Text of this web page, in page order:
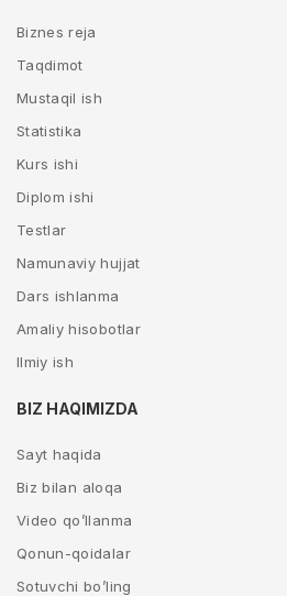
Biznes reja
Taqdimot
Mustaqil ish
Statistika
Kurs ishi
Diplom ishi
Testlar
Namunaviy hujjat
Dars ishlanma
Amaliy hisobotlar
Ilmiy ish
BIZ HAQIMIZDA
Sayt haqida
Biz bilan aloqa
Video qo’llanma
Qonun-qoidalar
Sotuvchi bo’ling